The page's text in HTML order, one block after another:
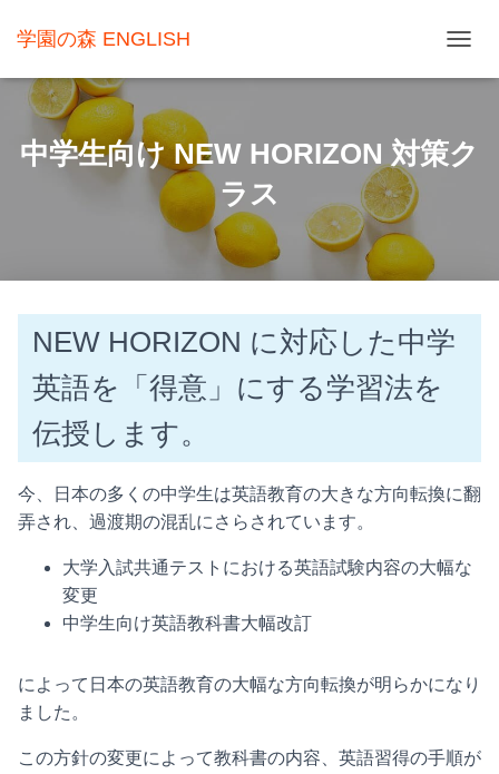
学園の森 ENGLISH
ー
を
切
中学生向け NEW HORIZON 対策ク
ラス
NEW HORIZON に対応した中学
英語を「得意」にする学習法を
伝授します。
今、日本の多くの中学生は英語教育の大きな方向転換に翻
弄され、過渡期の混乱にさらされています。
大学入試共通テストにおける英語試験内容の大幅な
変更
中学生向け英語教科書大幅改訂
によって日本の英語教育の大幅な方向転換が明らかになり
ました。
この方針の変更によって教科書の内容、英語習得の手順が